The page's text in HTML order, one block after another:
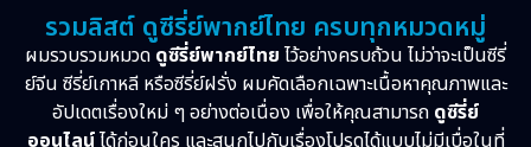
รวมลิสต์ ดูซีรี่ย์พากย์ไทย ครบทุกหมวดหมู่
ผมรวบรวมหมวด ดูซีรี่ย์พากย์ไทย ไว้อย่างครบถ้วน ไม่ว่าจะเป็นซีรี่
ย์จีน ซีรี่ย์เกาหลี หรือซีรี่ย์ฝรั่ง ผมคัดเลือกเฉพาะเนื้อหาคุณภาพและ
อัปเดตเรื่องใหม่ ๆ อย่างต่อเนื่อง เพื่อให้คุณสามารถ ดูซีรี่ย์
ออนไลน์ได้ก่อนใคร และสนุกไปกับเรื่องโปรดได้แบบไม่มีเบื่อในที่